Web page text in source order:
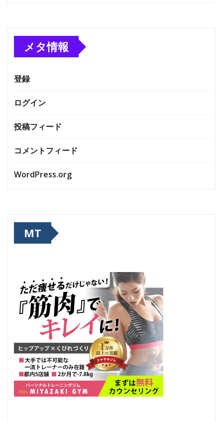
メタ情報
登録
ログイン
投稿フィード
コメントフィード
WordPress.org
MT